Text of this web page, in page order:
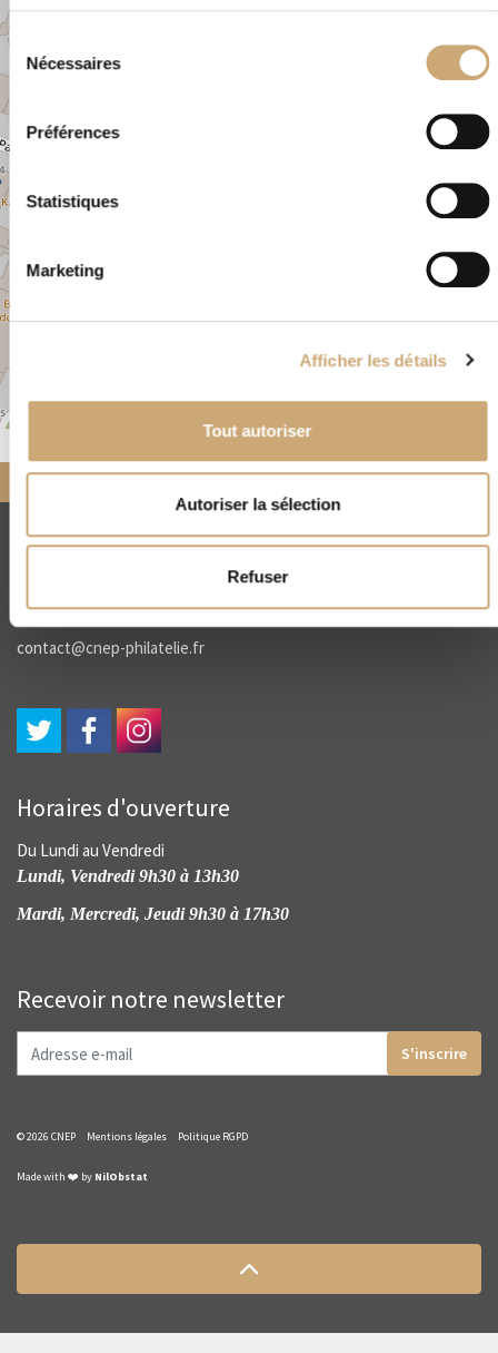
Sélection
Nécessaires
Préférences
Statistiques
Marketing
Afficher les détails
Tout autoriser
Autoriser la sélection
Refuser
5, rue de la Paroisse VERSAILLES 78000
CNEP
(+33) 01 45 23 00 56
contact@cnep-philatelie.fr
Horaires d'ouverture
Du Lundi au Vendredi
Lundi, Vendredi 9h30 à 13h30
Mardi, Mercredi, Jeudi 9h30 à 17h30
Recevoir notre newsletter
S'inscrire
© 2026 CNEP Mentions légales Politique RGPD
Made with ❤️ by NilObstat